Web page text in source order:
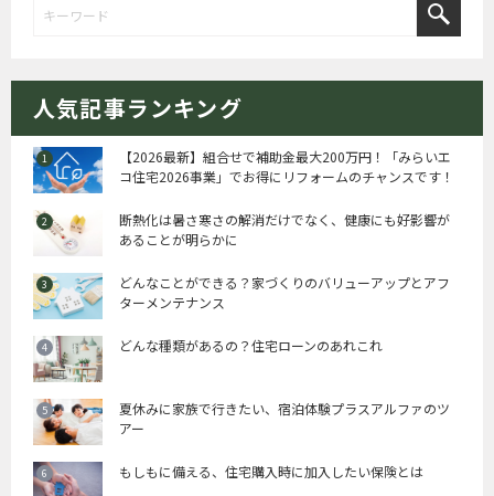
人気記事ランキング
【2026最新】組合せで補助金最大200万円！「みらいエ
コ住宅2026事業」でお得にリフォームのチャンスです！
断熱化は暑さ寒さの解消だけでなく、健康にも好影響が
あることが明らかに
どんなことができる？家づくりのバリューアップとアフ
ターメンテナンス
どんな種類があるの？住宅ローンのあれこれ
夏休みに家族で行きたい、宿泊体験プラスアルファのツ
アー
もしもに備える、住宅購入時に加入したい保険とは